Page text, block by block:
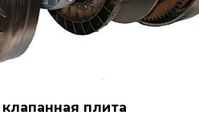
плита